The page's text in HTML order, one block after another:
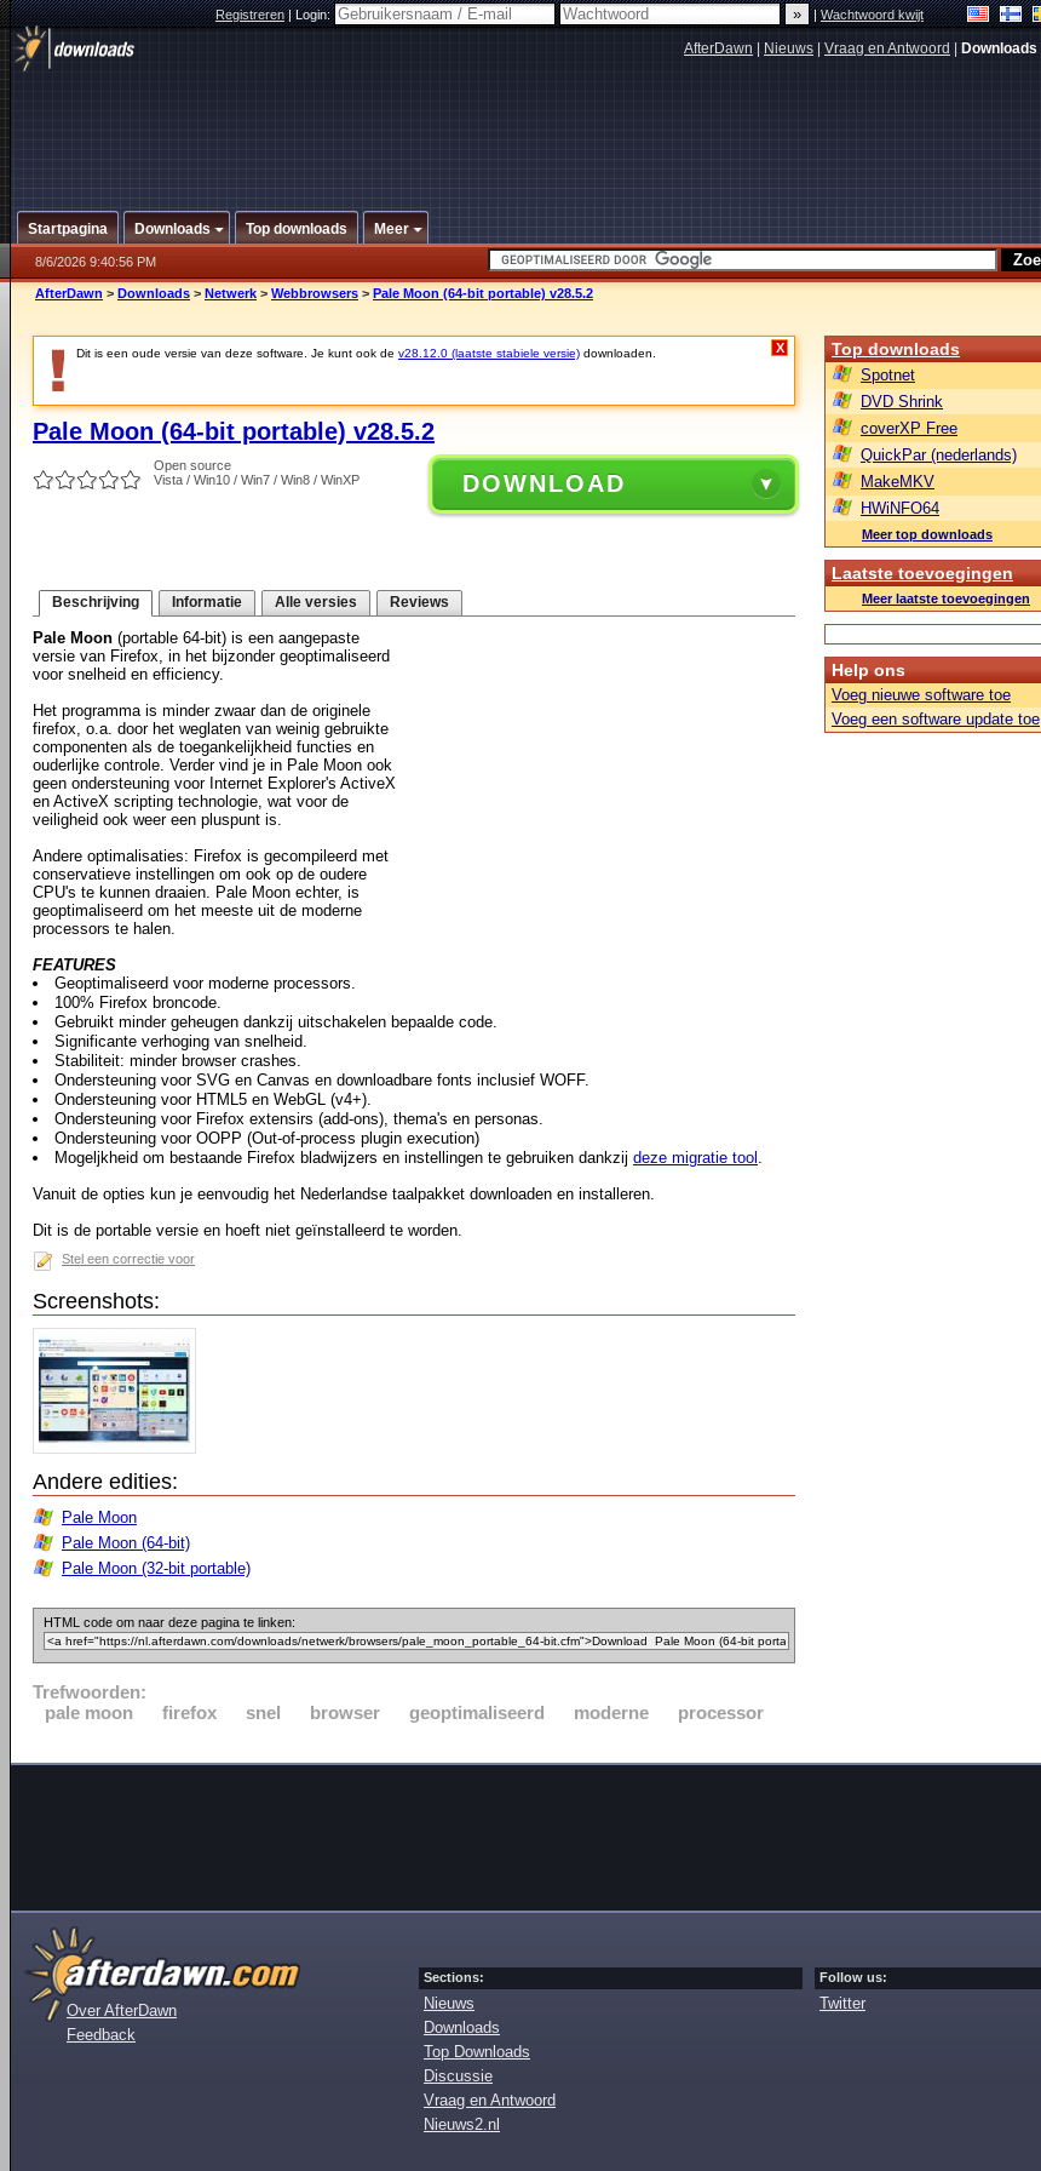
Registreren|Login: |Wachtwoord kwijt
AfterDawn Nieuws Vraag en Antwoord Downloads
Startpagina Downloads Top downloads Meer
8/6/2026 9:40:56 PM
AfterDawn > Downloads > Netwerk > Webbrowsers > Pale Moon (64-bit portable) v28.5.2
Dit is een oude versie van deze software. Je kunt ook de v28.12.0 (laatste stabiele versie) downloaden. X
Pale Moon (64-bit portable) v28.5.2
Open source
Vista / Win10 / Win7 / Win8 / WinXP
DOWNLOAD
Beschrijving Informatie Alle versies Reviews
Pale Moon (portable 64-bit) is een aangepaste
versie van Firefox, in het bijzonder geoptimaliseerd
voor snelheid en efficiency.
Het programma is minder zwaar dan de originele
firefox, o.a. door het weglaten van weinig gebruikte
componenten als de toegankelijkheid functies en
ouderlijke controle. Verder vind je in Pale Moon ook
geen ondersteuning voor Internet Explorer's ActiveX
en ActiveX scripting technologie, wat voor de
veiligheid ook weer een pluspunt is.
Andere optimalisaties: Firefox is gecompileerd met
conservatieve instellingen om ook op de oudere
CPU's te kunnen draaien. Pale Moon echter, is
geoptimaliseerd om het meeste uit de moderne
processors te halen.
FEATURES
Geoptimaliseerd voor moderne processors.
100% Firefox broncode.
Gebruikt minder geheugen dankzij uitschakelen bepaalde code.
Significante verhoging van snelheid.
Stabiliteit: minder browser crashes.
Ondersteuning voor SVG en Canvas en downloadbare fonts inclusief WOFF.
Ondersteuning voor HTML5 en WebGL (v4+).
Ondersteuning voor Firefox extensirs (add-ons), thema's en personas.
Ondersteuning voor OOPP (Out-of-process plugin execution)
Mogeljkheid om bestaande Firefox bladwijzers en instellingen te gebruiken dankzij deze migratie tool .
Vanuit de opties kun je eenvoudig het Nederlandse taalpakket downloaden en installeren.
Dit is de portable versie en hoeft niet geïnstalleerd te worden.
Stel een correctie voor
Screenshots:
Andere edities:
Pale Moon
Pale Moon (64-bit)
Pale Moon (32-bit portable)
HTML code om naar deze pagina te linken:
Trefwoorden:
pale moon
firefox snel browser geoptimaliseerd moderne processor
Top downloads
Spotnet
DVD Shrink
coverXP Free
QuickPar (nederlands)
MakeMKV
HWiNFO64
Meer top downloads
Laatste toevoegingen
Meer laatste toevoegingen
Help ons
Voeg nieuwe software toe
Voeg een software update toe
Over AfterDawn
Feedback
Sections:
Nieuws
Downloads
Top Downloads
Discussie
Vraag en Antwoord
Nieuws2.nl
Follow us:
Twitter